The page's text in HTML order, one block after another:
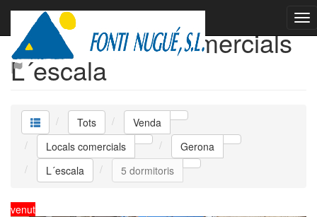
Venda Locals comercials
L´escala
Tots
Venda
Locals comercials
Gerona
L´escala
5 dormitoris
venut